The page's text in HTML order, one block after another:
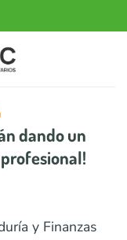
dando un
y Finanzas